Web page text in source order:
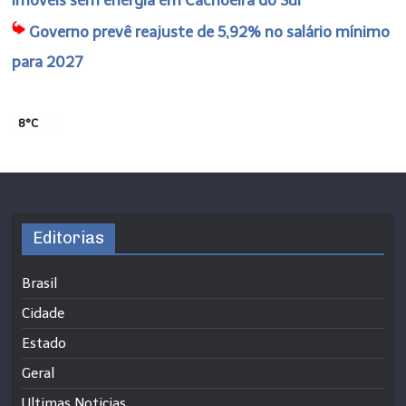
Governo prevê reajuste de 5,92% no salário mínimo
para 2027
8°C
Editorias
Brasil
Cidade
Estado
Geral